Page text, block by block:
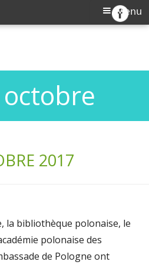
de
Menu
:
2017
la bibliothèque polonaise, le
polonaise des
de Pologne ont